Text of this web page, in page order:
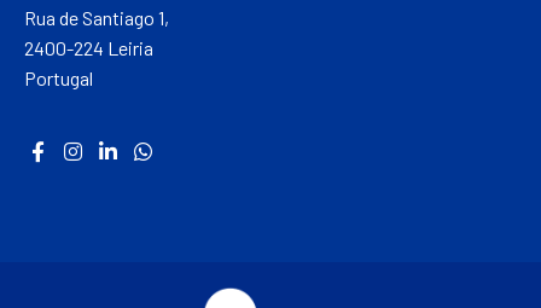
Rua de Santiago 1,
2400-224 Leiria
Portugal